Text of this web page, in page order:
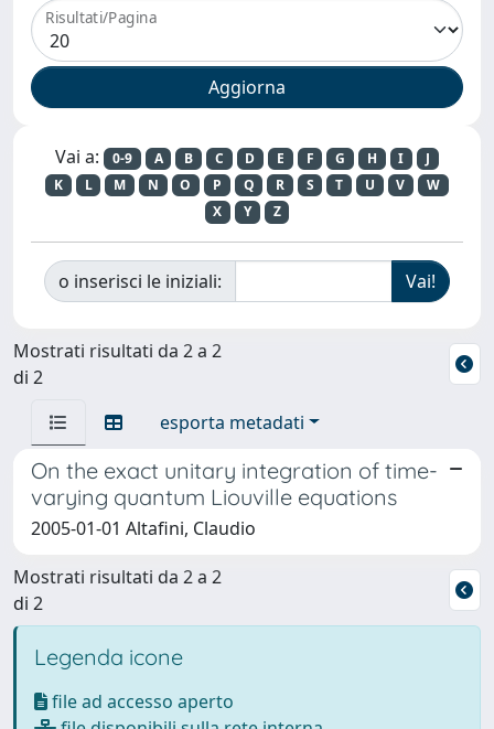
Risultati/Pagina
Vai a: 0-9 A B C D E F G H I
J
K
L M N O P Q R S T U V
W
X
Y Z
o inserisci le iniziali:
Mostrati risultati da 2 a 2
di 2
esporta metadati
On the exact unitary integration of time-
varying quantum Liouville equations
2005-01-01 Altafini, Claudio
Mostrati risultati da 2 a 2
di 2
Legenda icone
file ad accesso aperto